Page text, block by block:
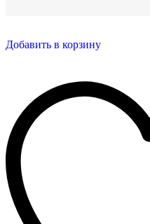
Добавить в корзину